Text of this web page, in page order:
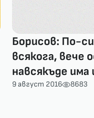
Борисов: По-
всякога, вече
навсякъде има
9 август 2016 8683